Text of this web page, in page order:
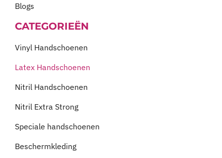
Blogs
CATEGORIEËN
Vinyl Handschoenen
Latex Handschoenen
Nitril Handschoenen
Nitril Extra Strong
Speciale handschoenen
Beschermkleding